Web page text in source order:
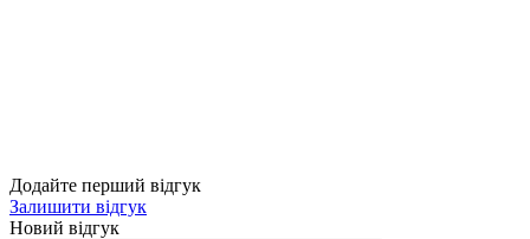
Додайте перший відгук
Залишити відгук
Новий відгук